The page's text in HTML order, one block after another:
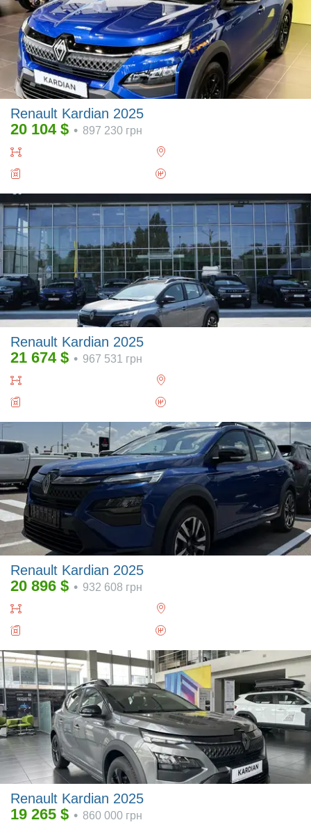
Renault Kardian 2025
20 104$ • 897 230 грн
Renault Kardian 2025
21 674$ • 967 531 грн
Renault Kardian 2025
20 896 $ • 932 608 грн
Renault Kardian 2025
19 265 $ • 860 000 грн